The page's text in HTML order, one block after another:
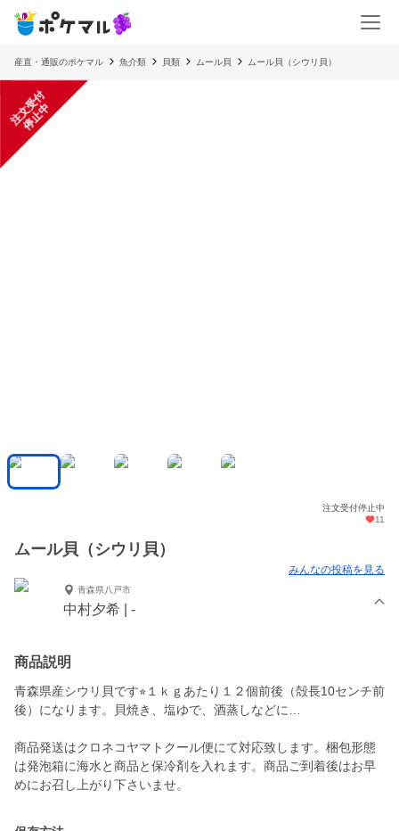
産直・通販のポケマル 魚介類 貝類 ムール貝 ムール貝（シウリ貝）
注
文
受
付
停
止
中
注文受付停止中
11
ムール貝（シウリ貝）
みんなの投稿を見る
青森県八戸市
中村夕希 | -
商品説明
青森県産シウリ貝です⭐︎１ｋｇあたり１２個前後（殻長10センチ前
後）になります。貝焼き、塩ゆで、酒蒸しなどに…
商品発送はクロネコヤマトクール便にて対応致します。梱包形態
は発泡箱に海水と商品と保冷剤を入れます。商品ご到着後はお早
めにお召し上がり下さいませ。